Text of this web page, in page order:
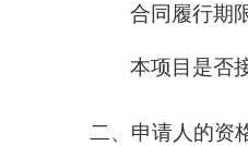
合同履行期
本项目是否
二、申请人的资